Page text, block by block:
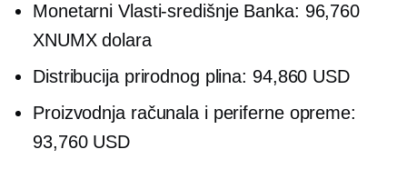
MonetarniVlasti-središnjeBanka: 96,760
XNUMX dolara
Distribucija prirodnog plina: 94,860 USD
Proizvodnja računala i periferne opreme:
93,760 USD